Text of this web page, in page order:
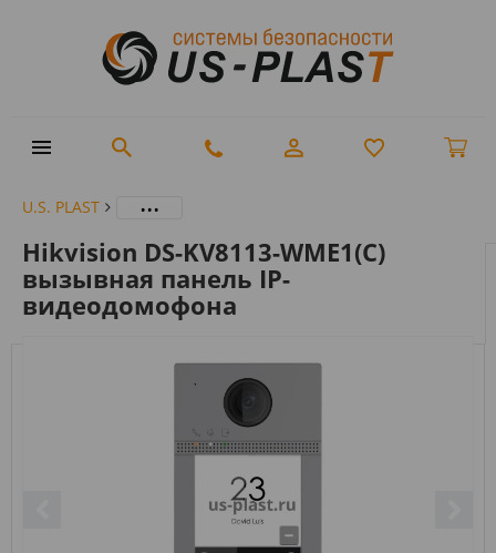
U.S. PLAST ...
Hikvision DS-KV8113-WME1(C)
вызывная панель IP-
видеодомофона